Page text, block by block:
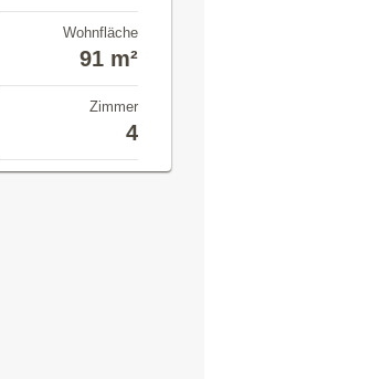
Wohnfläche
91 m²
Zimmer
4